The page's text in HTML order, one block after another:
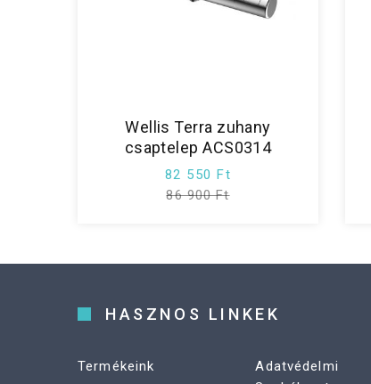
Wellis Terra zuhany
csaptelep ACS0314
82 550 Ft
86 900 Ft
HASZNOS LINKEK
Termékeink
Adatvédelmi